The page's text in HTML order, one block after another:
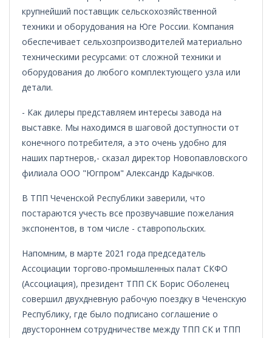
крупнейший поставщик сельскохозяйственной
техники и оборудования на Юге России. Компания
обеспечивает сельхозпроизводителей материально
техническими ресурсами: от сложной техники и
оборудования до любого комплектующего узла или
детали.
- Как дилеры представляем интересы завода на
выставке. Мы находимся в шаговой доступности от
конечного потребителя, а это очень удобно для
наших партнеров,- сказал директор Новопавловского
филиала ООО "Югпром" Александр Кадычков.
В ТПП Чеченской Республики заверили, что
постараются учесть все прозвучавшие пожелания
экспонентов, в том числе - ставропольских.
Напомним, в марте 2021 года председатель
Ассоциации торгово-промышленных палат СКФО
(Ассоциация), президент ТПП СК Борис Оболенец
совершил двухдневную рабочую поездку в Чеченскую
Республику, где было подписано соглашение о
двустороннем сотрудничестве между ТПП СК и ТПП